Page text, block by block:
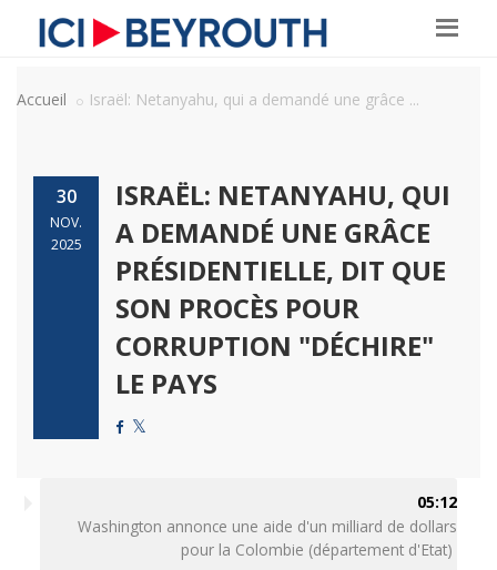
Accueil Israël: Netanyahu, qui a demandé une grâce ...
30
NOV.
2025
ISRAËL: NETANYAHU, QUI
A DEMANDÉ UNE GRÂCE
PRÉSIDENTIELLE, DIT QUE
SON PROCÈS POUR
CORRUPTION "DÉCHIRE"
LE PAYS
05:12
Washington annonce une aide d'un milliard de dollars
pour la Colombie (département d'Etat)